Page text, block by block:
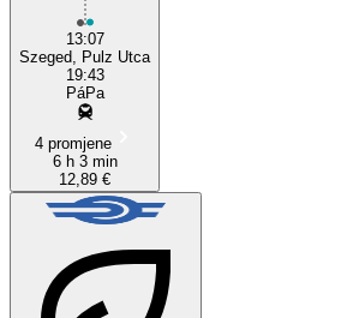
13:07
Szeged, Pulz Utca
19:43
PáPa
4 promjene
6 h 3 min
12,89 €